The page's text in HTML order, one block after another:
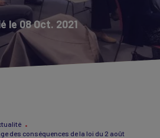
le 08 Oct. 2021
des conséquences de la loi du 2 août